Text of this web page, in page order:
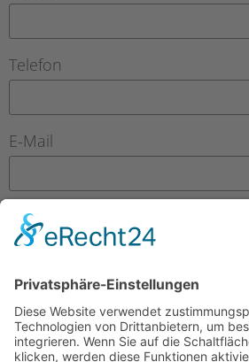
Telefon
E-Mail
Ihre Nachricht an uns
Mit dieser Zustimmung